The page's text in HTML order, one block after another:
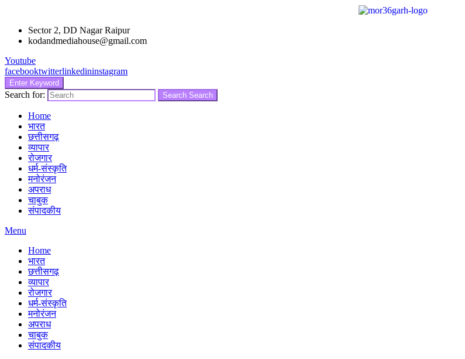
Sector 2, DD Nagar Raipur
kodandmediahouse@gmail.com
Youtube
facebooktwitterlinkedininstagram
Enter Keyword
Search for: Search Search
Home
भारत
छत्तीसगढ़
व्यापार
रोजगार
धर्म-संस्कृति
मनोरंजन
अपराध
चाबुक
संपादकीय
Menu
Home
भारत
छत्तीसगढ़
व्यापार
रोजगार
धर्म-संस्कृति
मनोरंजन
अपराध
चाबुक
संपादकीय